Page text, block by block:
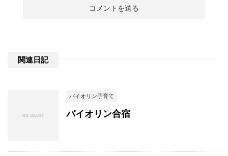
関連日記
バイオリン子育て
バイオリン合宿